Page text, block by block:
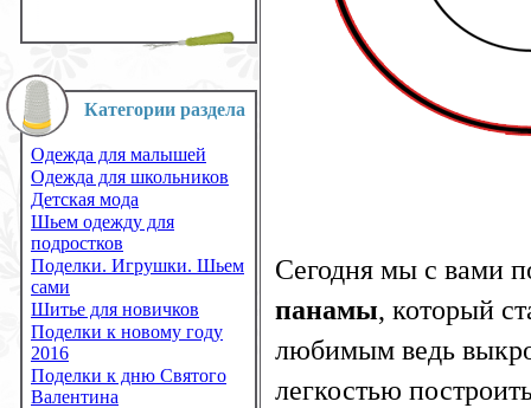
Категории раздела
Одежда для малышей
Одежда для школьников
Детская мода
Шьем одежду для
подростков
Поделки. Игрушки. Шьем
сами
Шитье для новичков
Поделки к новому году
2016
Поделки к дню Святого
Валентина
Сегодня мы с вами
панамы, который
любимым ведь
легкостью